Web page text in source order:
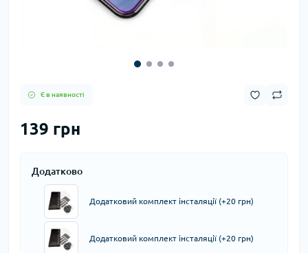
Є в наявності
139 грн
Додатково
Додатковий комплект інсталяції (+20 грн)
Додатковий комплект інсталяції (+20 грн)